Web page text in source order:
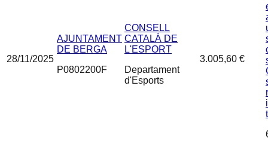
28/11/2025
AJUNTAMENT
DE BERGA
P0802200F
CONSELL
CATALÀ DE
L'ESPORT
Departament
d'Esports
3.005,60 €